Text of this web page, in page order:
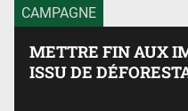
CAMPAGNE
METTRE FIN AUX
ISSU DE